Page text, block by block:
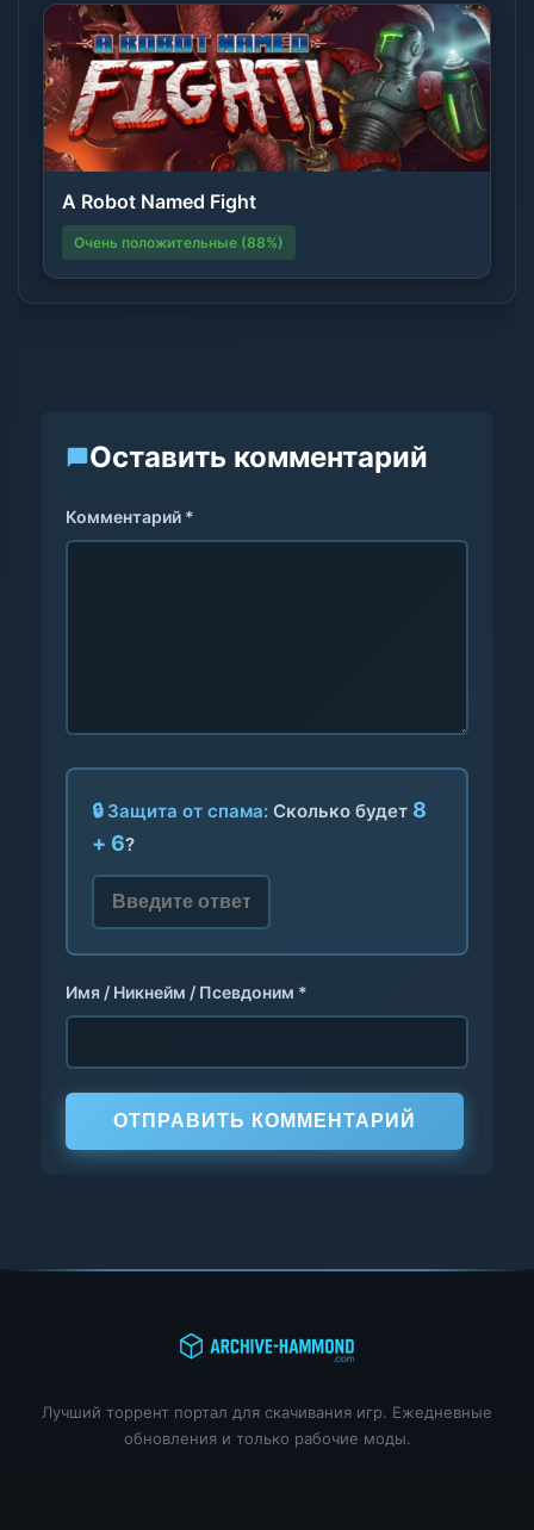
A Robot Named Fight
Очень положительные (88%)
Оставить комментарий
Комментарий *
🔒 Защита от спама: Сколько будет 8
+ 6?
Имя / Никнейм / Псевдоним *
ОТПРАВИТЬ КОММЕНТАРИЙ
Лучший торрент портал для скачивания игр. Ежедневные
обновления и только рабочие моды.